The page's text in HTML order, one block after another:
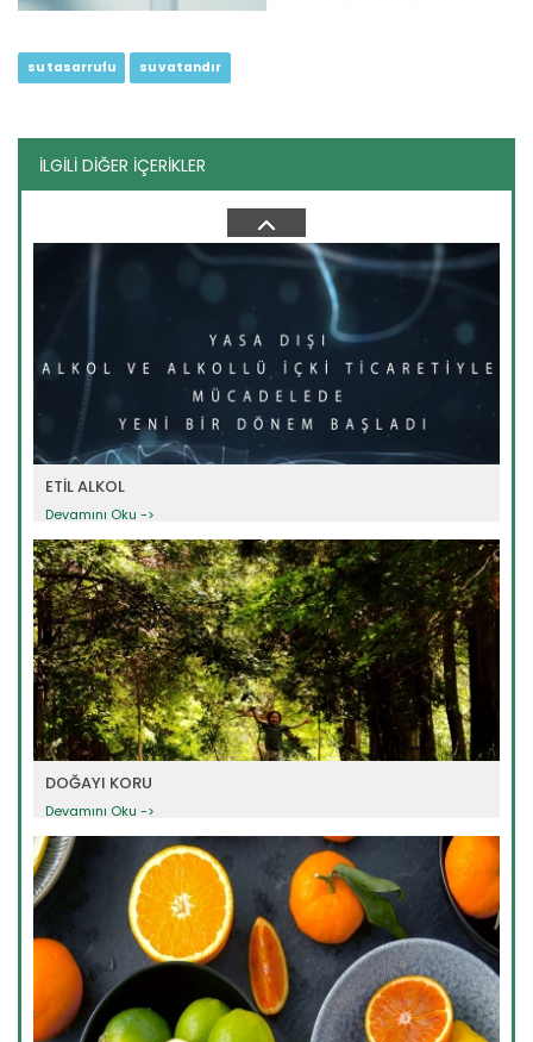
su tasarrufu su vatandır
İLGİLİ DİĞER İÇERİKLER
BAKLİYAT
ETİL ALKOL
Devamını Oku ->
DOĞAYI KORU
Devamını Oku ->